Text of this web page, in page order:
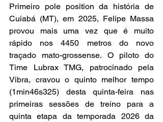
Primeiro pole position da história de
Cuiabá (MT), em 2025, Felipe Massa
provou mais uma vez que é muito
rápido nos 4450 metros do novo
traçado mato-grossense. O piloto do
Time Lubrax TMG, patrocinado pela
Vibra, cravou o quinto melhor tempo
(1min46s325) desta quinta-feira nas
primeiras sessões de treino para a
quinta etapa da temporada 2026 da